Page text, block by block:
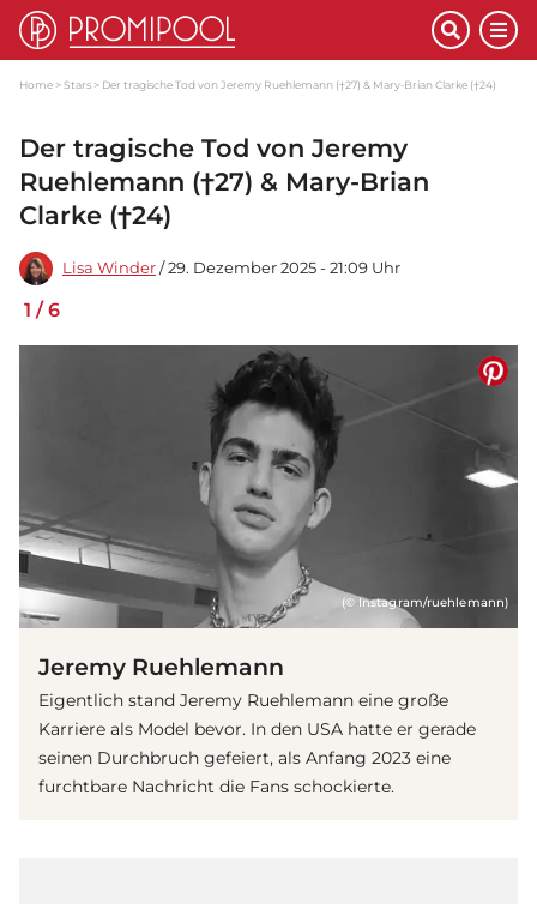
Home Stars Der tragische Tod von Jeremy Ruehlemann (†27) & Mary-Brian Clarke (†24)
Der tragische Tod von Jeremy
Ruehlemann (†27) & Mary-Brian
Clarke (†24)
Lisa Winder / 29. Dezember 2025 - 21:09 Uhr
1 /6
(© Instagram/ruehlemann)
Jeremy Ruehlemann
Eigentlich stand Jeremy Ruehlemann eine große
Karriere als Model bevor. In den USA hatte er gerade
seinen Durchbruch gefeiert, als Anfang 2023 eine
furchtbare Nachricht die Fans schockierte.